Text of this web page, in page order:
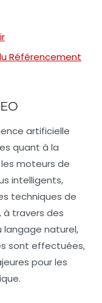
Référencement
artificielle
quant à la
moteurs de
intelligents,
techniques de
à travers des
naturel,
sont effectuées,
pour les
.